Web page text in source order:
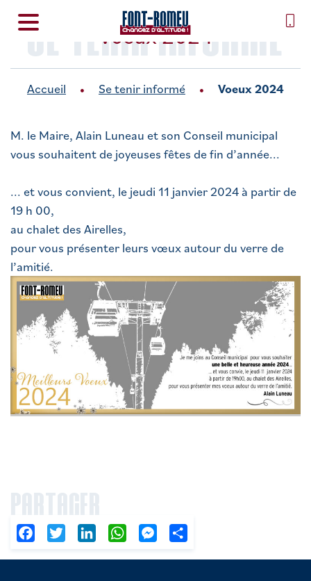
SE TENIR INFORMÉ
Voeux 2024
Accueil Se tenir informé Voeux 2024
M. le Maire, Alain Luneau et son Conseil municipal
vous souhaitent de joyeuses fêtes de fin d’année...
... et vous convient, le jeudi 11 janvier 2024 à partir de
19 h 00,
au chalet des Airelles,
pour vous présenter leurs vœux autour du verre de
l’amitié.
PARTAGER
FacebookTwitter LinkedIn WhatsAppMessenger